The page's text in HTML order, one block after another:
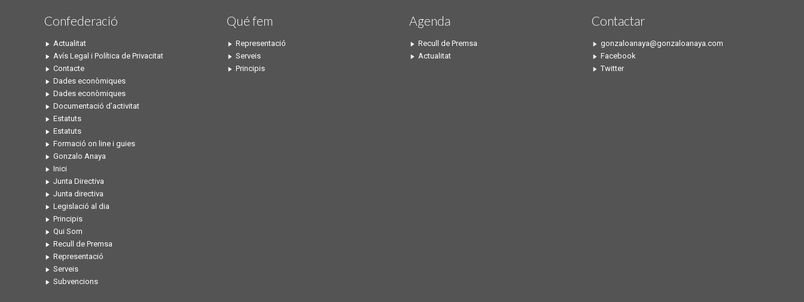
Confederació
Actualitat
Avís Legal i Política de Privacitat
Contacte
Dades econòmiques
Dades econòmiques
Documentació d’activitat
Estatuts
Estatuts
Formació on line i guies
Gonzalo Anaya
Inici
Junta Directiva
Junta directiva
Legislació al dia
Principis
Qui Som
Recull de Premsa
Representació
Serveis
Subvencions
Qué fem
Representació
Serveis
Principis
Agenda
Recull de Premsa
Actualitat
Contactar
gonzaloanaya@gonzaloanaya.com
Facebook
Twitter